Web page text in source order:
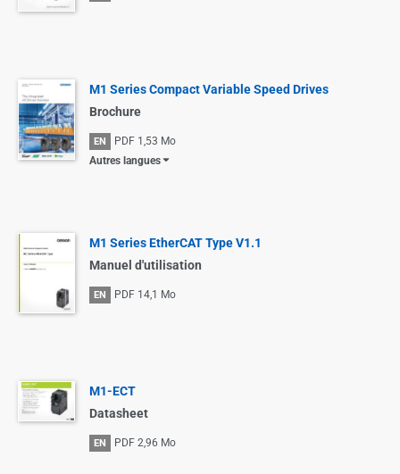
M1 Series Compact Variable Speed Drives
Brochure
EN PDF 1,53 Mo
Autres langues
M1 Series EtherCAT Type V1.1
Manuel d'utilisation
EN PDF 14,1 Mo
M1-ECT
Datasheet
EN PDF 2,96 Mo